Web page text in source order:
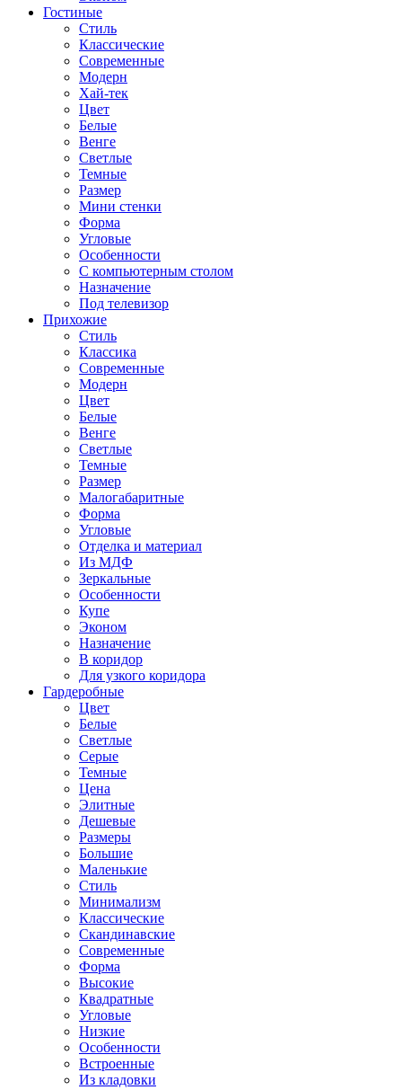
Гостиные
Стиль
Классические
Современные
Модерн
Хай-тек
Цвет
Белые
Венге
Светлые
Темные
Размер
Мини стенки
Форма
Угловые
Особенности
С компьютерным столом
Назначение
Под телевизор
Прихожие
Стиль
Классика
Современные
Модерн
Цвет
Белые
Венге
Светлые
Темные
Размер
Малогабаритные
Форма
Угловые
Отделка и материал
Из МДФ
Зеркальные
Особенности
Купе
Эконом
Назначение
В коридор
Для узкого коридора
Гардеробные
Цвет
Белые
Светлые
Серые
Темные
Цена
Элитные
Дешевые
Размеры
Большие
Маленькие
Стиль
Минимализм
Классические
Скандинавские
Современные
Форма
Высокие
Квадратные
Угловые
Низкие
Особенности
Встроенные
Из кладовки